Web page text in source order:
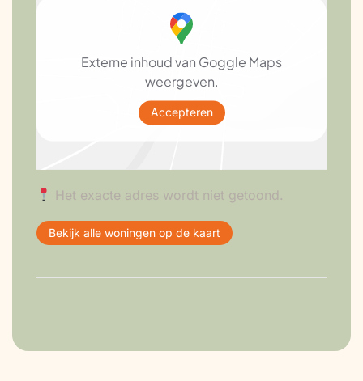
Externe inhoud van Goggle Maps
weergeven.
Accepteren
Het exacte adres wordt niet getoond.
Bekijk alle woningen op de kaart